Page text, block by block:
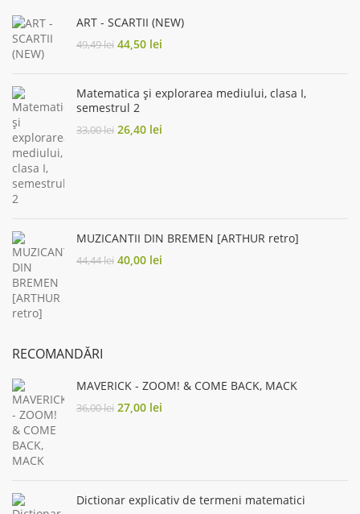
ART - SCARTII (NEW)
49,49lei Original
49,49 lei.
44,50 lei
44,50 lei.
Matematica și explorarea mediului, clasa I,
semestrul 2
33,00lei Original
26,40 lei
MUZICANTII DIN BREMEN [ARTHUR retro]
44,44lei Original
40,00 lei
RECOMANDĂRI
MAVERICK - ZOOM! & COME BACK, MACK
36,00lei Original
27,00 lei
Dictionar explicativ de termeni matematici